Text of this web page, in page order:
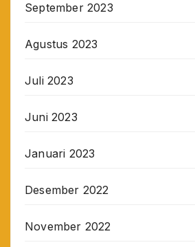
September 2023
Agustus 2023
Juli 2023
Juni 2023
Januari 2023
Desember 2022
November 2022